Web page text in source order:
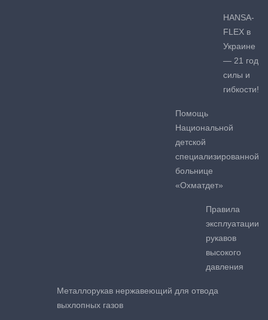
HANSA-
FLEX в
Украине
— 21 год
силы и
гибкости!
Помощь
Национальной
детской
специализированной
больнице
«Охматдет»
Правила
эксплуатации
рукавов
высокого
давления
Металлорукав нержавеющий для отвода
выхлопных газов